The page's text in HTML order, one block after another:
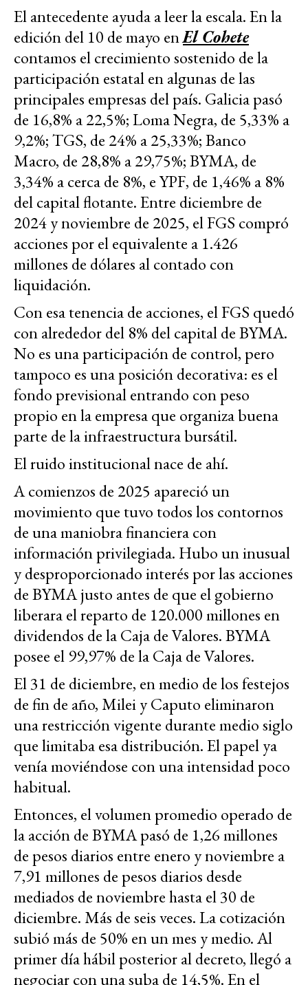
El antecedente ayuda a leer la escala. En la
edición del 10 de mayo enEl Cohete
contamos el crecimiento sostenido de la
participación estatal en algunas de las
principales empresas del país. Galicia pasó
de 16,8% a 22,5%; Loma Negra, de 5,33% a
9,2%; TGS, de 24% a 25,33%; Banco
Macro, de 28,8% a 29,75%; BYMA, de
3,34% a cerca de 8%, e YPF, de 1,46% a 8%
del capital flotante.Entre diciembre de
2024 y noviembre de 2025, el FGS compró
acciones por el equivalente a 1.426
millones de dólares al contado con
liquidación.
Con esa tenencia de acciones, el FGS quedó
con alrededor del 8% del capital de BYMA.
No es una participación de control, pero
tampoco es una posición decorativa: es el
fondo previsional entrando con peso
propio en la empresa que organiza buena
parte de la infraestructura bursátil.
El ruido institucional nace de ahí.
A comienzos de 2025 apareció un
movimiento que tuvo todos los contornos
de una maniobra financiera con
información privilegiada. Hubo un inusual
y desproporcionado interés por las acciones
de BYMA justo antes de que el gobierno
liberara el reparto de 120.000 millones en
dividendos de la Caja de Valores. BYMA
posee el 99,97% de la Caja de Valores.
El 31 de diciembre, en medio de los festejos
de fin de año, Milei y Caputo eliminaron
una restricción vigente durante medio siglo
que limitaba esa distribución. El papel ya
venía moviéndose con una intensidad poco
habitual.
Entonces, el volumen promedio operado de
la acción de BYMA pasó de 1,26 millones
de pesos diarios entre enero y noviembre a
7,91 millones de pesos diarios desde
mediados de noviembre hasta el 30 de
diciembre. Más de seis veces. La cotización
subió más de 50% en un mes y medio. Al
primer día hábil posterior al decreto, llegó a
negociar con una suba de 14,5%. En el